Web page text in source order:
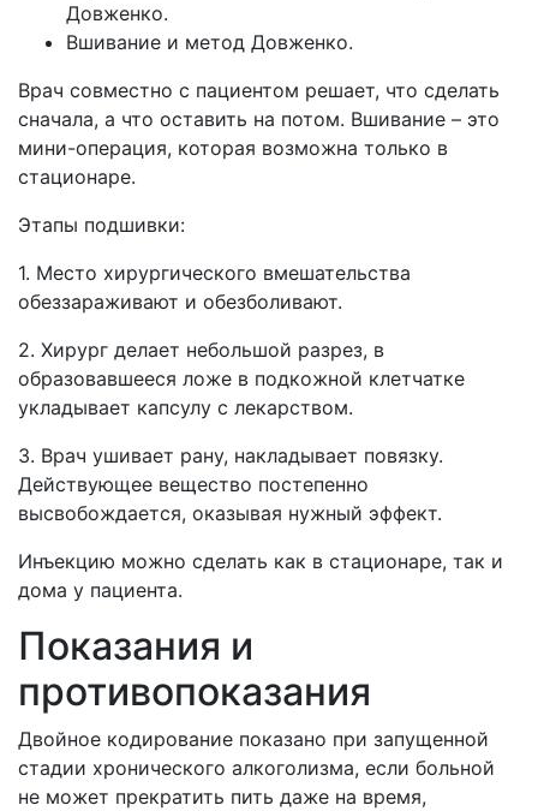
Довженко.
Вшивание и метод Довженко.
Врач совместно с пациентом решает, что сделать
сначала, а что оставить на потом. Вшивание – это
мини-операция, которая возможна только в
стационаре.
Этапы подшивки:
1. Место хирургического вмешательства
обеззараживают и обезболивают.
2. Хирург делает небольшой разрез, в
образовавшееся ложе в подкожной клетчатке
укладывает капсулу с лекарством.
3. Врач ушивает рану, накладывает повязку.
Действующее вещество постепенно
высвобождается, оказывая нужный эффект.
Инъекцию можно сделать как в стационаре, так и
дома у пациента.
Показания и
противопоказания
Двойное кодирование показано при запущенной
стадии хронического алкоголизма, если больной
не может прекратить пить даже на время,